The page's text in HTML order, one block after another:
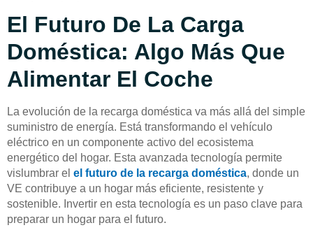
El Futuro De La Carga
Doméstica: Algo Más Que
Alimentar El Coche
La evolución de la recarga doméstica va más allá del simple
suministro de energía. Está transformando el vehículo
eléctrico en un componente activo del ecosistema
energético del hogar. Esta avanzada tecnología permite
vislumbrar el el futuro de la recarga doméstica, donde un
VE contribuye a un hogar más eficiente, resistente y
sostenible. Invertir en esta tecnología es un paso clave para
preparar un hogar para el futuro.